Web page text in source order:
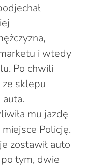
i wtedy
Po chwili
sklepu
mu jazdę
Policję.
zostawił auto
po tym, dwie